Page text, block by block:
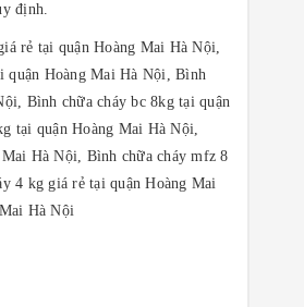
định.
rẻ tại quận Hoàng Mai Hà Nội,
quận Hoàng Mai Hà Nội, Bình
Bình chữa cháy bc 8kg tại quận
tại quận Hoàng Mai Hà Nội,
Hà Nội, Bình chữa cháy mfz 8
4 kg giá rẻ tại quận Hoàng Mai
Hà Nội